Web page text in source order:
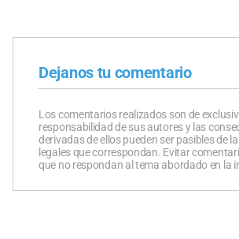
Dejanos tu comentario
Los comentarios realizados son de
responsabilidad de sus autores y las
derivadas de ellos pueden ser pasibles de
legales que correspondan. Evitar
que no respondan al tema abordado en la